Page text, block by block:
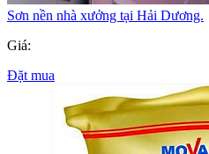
Sơn nền nhà xưởng tại Hải Dương.
Giá:
Đặt mua